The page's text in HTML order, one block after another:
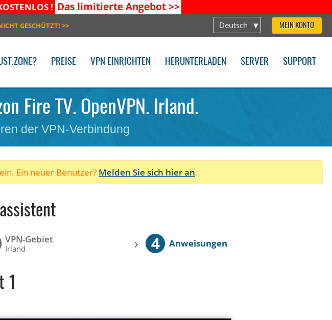
! Das limitierte Angebot>>
Deutsch MEIN KONTO
GESCHÜTZT! >>
PREISE VPN EINRICHTEN HERUNTERLADEN SERVER SUPPORT
Fire TV. OpenVPN. Irland.
der VPN-Verbindung
Ein neuer Benutzer? Melden Sie sich hier an.
VPN-Gebiet
Irland › 4 Anweisungen
1